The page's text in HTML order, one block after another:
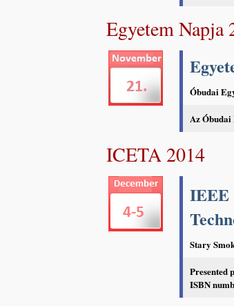
Egyetem Napja
Óbudai
Az Óbudai
ICETA 2014
IEEE
Stary
Presented
ISBN